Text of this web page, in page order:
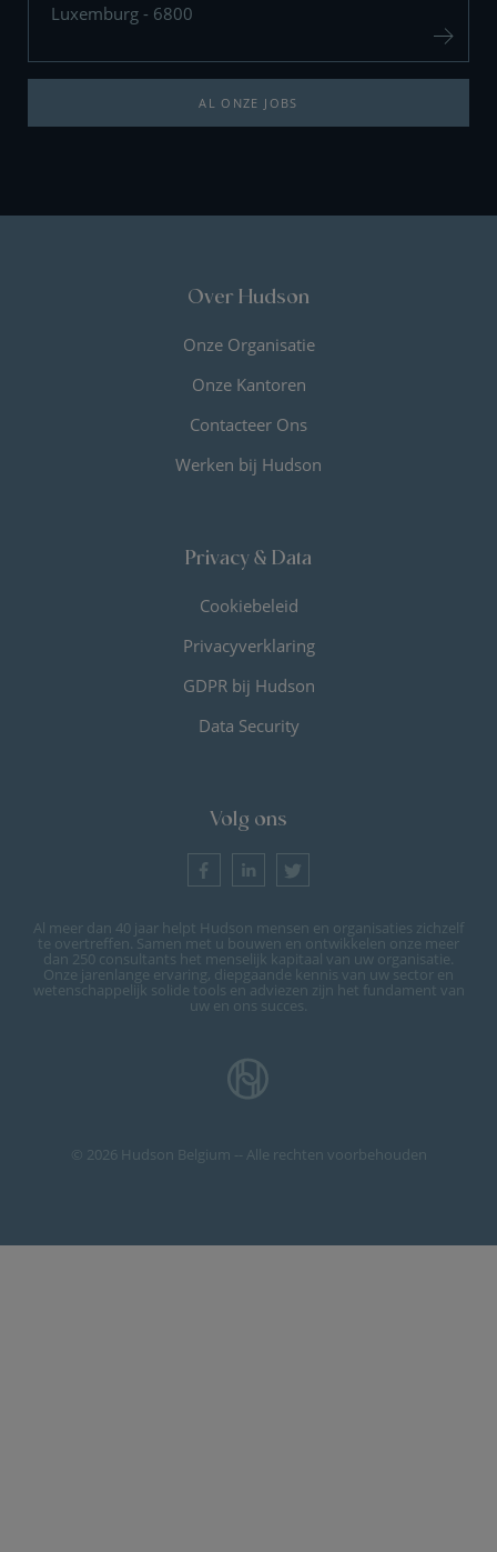
Luxemburg - 6800
AL ONZE JOBS
Over Hudson
Onze Organisatie
Onze Kantoren
Contacteer Ons
Werken bij Hudson
Privacy & Data
Cookiebeleid
Privacyverklaring
GDPR bij Hudson
Data Security
Volg ons
Al meer dan 40 jaar helpt Hudson mensen en organisaties zichzelf
te overtreffen. Samen met u bouwen en ontwikkelen onze meer
dan 250 consultants het menselijk kapitaal van uw organisatie.
Onze jarenlange ervaring, diepgaande kennis van uw sector en
wetenschappelijk solide tools en adviezen zijn het fundament van
uw en ons succes.
© 2026 Hudson Belgium -- Alle rechten voorbehouden